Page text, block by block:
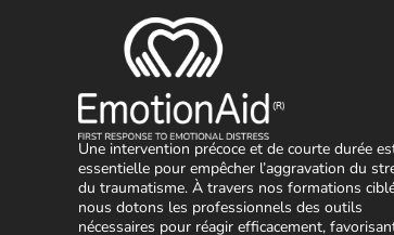
Une intervention précoce et de courte durée
essentielle pour empêcher l’aggravation du
du traumatisme. À travers nos formations
nous dotons les professionnels des outils
nécessaires pour réagir efficacement,